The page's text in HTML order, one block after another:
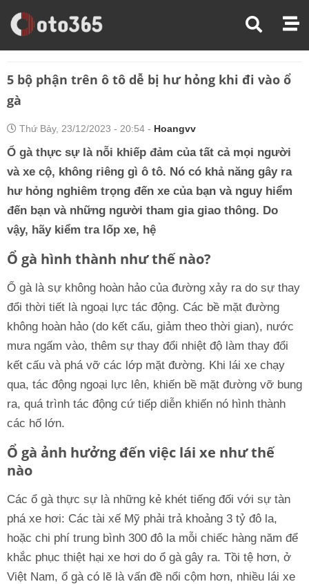
Trang Chủ
Chăm Sóc Xe
5 bộ phận trên ô tô dễ bị hư hỏng khi đi vào ổ
gà
Thứ Bảy, 23/12/2023 - 20:54 - Hoangvv
Ổ gà thực sự là nỗi khiếp đảm của tất cả mọi người
và xe cộ, không riêng gì ô tô. Nó có khả năng gây ra
hư hỏng nghiêm trọng đến xe của bạn và nguy hiểm
đến bạn và những người tham gia giao thông. Do
vậy, hãy kiểm tra lốp xe, hệ
Ổ gà hình thành như thế nào?
Ổ gà là sự không hoàn hảo của đường xảy ra do sự thay
đổi thời tiết là ngoại lực tác động. Các bề mặt đường
không hoàn hảo (do kết cấu, giảm theo thời gian), nước
mưa ngấm vào, thêm sự thay đổi nhiệt độ làm thay đổi
kết cấu và phá vỡ các lớp mặt đường. Khi lái xe chạy
qua, tác động ngoại lực lên, khiến bề mặt đường vỡ bung
ra, quá trình tác động cứ tiếp diễn khiến nó hình thành
các hố lớn.
Ổ gà ảnh hưởng đến việc lái xe như thế
nào
Các ổ gà thực sự là những kẻ khét tiếng đối với sự tàn
phá xe hơi: Các tài xế Mỹ phải trả khoảng 3 tỷ đô la,
hoặc chi phí trung bình 300 đô la mỗi chiếc hàng năm để
khắc phục thiệt hại xe hơi do ổ gà gây ra. Tồi tệ hơn, ở
Việt Nam, ổ gà có lẽ là vấn đề nổi cộm hơn, nhiều lái xe